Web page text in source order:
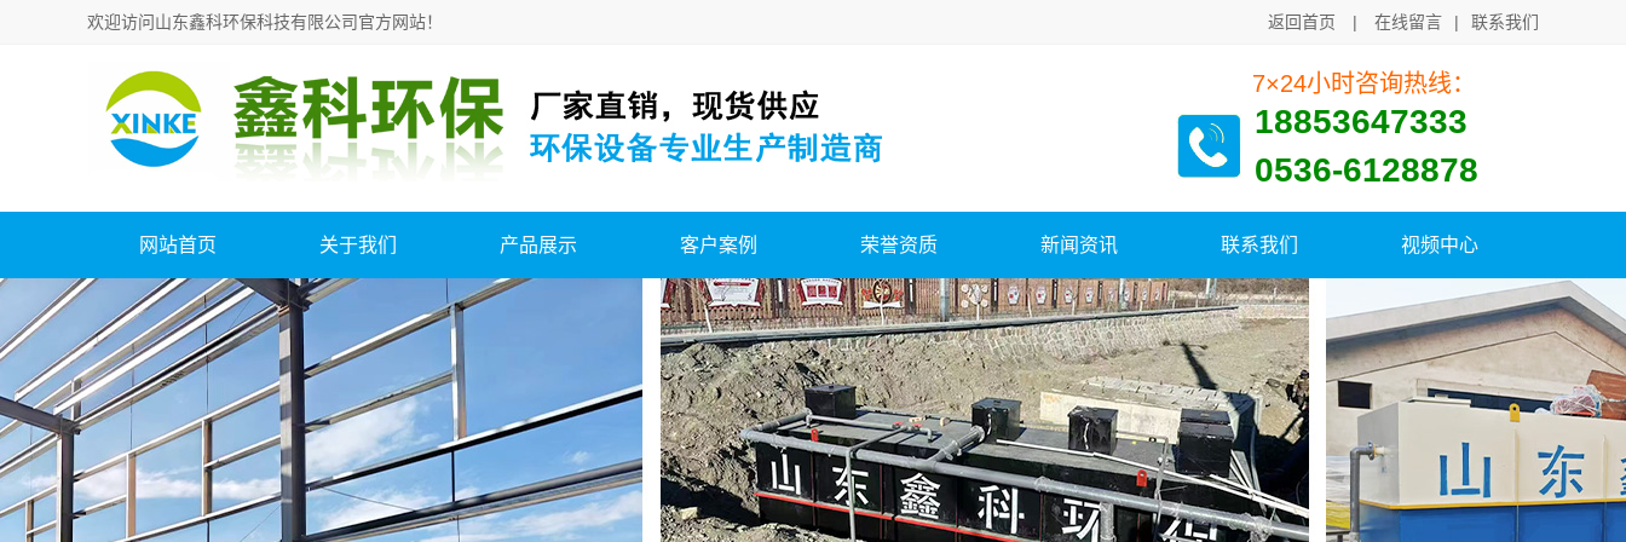
欢迎访问山东鑫科环保科技有限公司官方网站！ 返回首页 | 在线留言 | 联系我们
7×24小时咨询热线：
18853647333
0536-6128878
网站首页 关于我们 产品展示 客户案例 荣誉资质 新闻资讯 联系我们 视频中心